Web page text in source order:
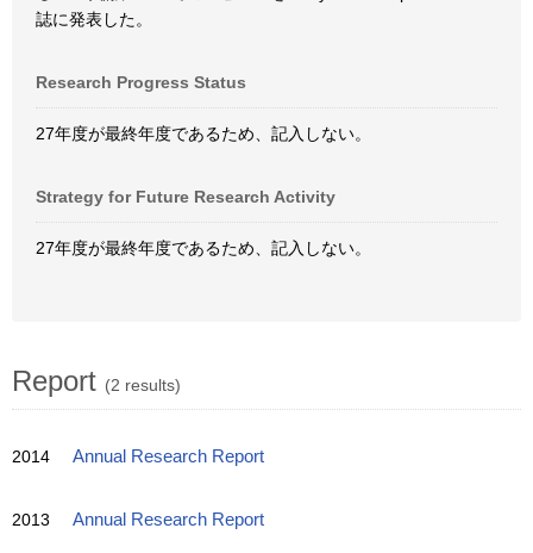
誌に発表した。
Research Progress Status
27年度が最終年度であるため、記入しない。
Strategy for Future Research Activity
27年度が最終年度であるため、記入しない。
Report (2 results)
2014 Annual Research Report
2013 Annual Research Report